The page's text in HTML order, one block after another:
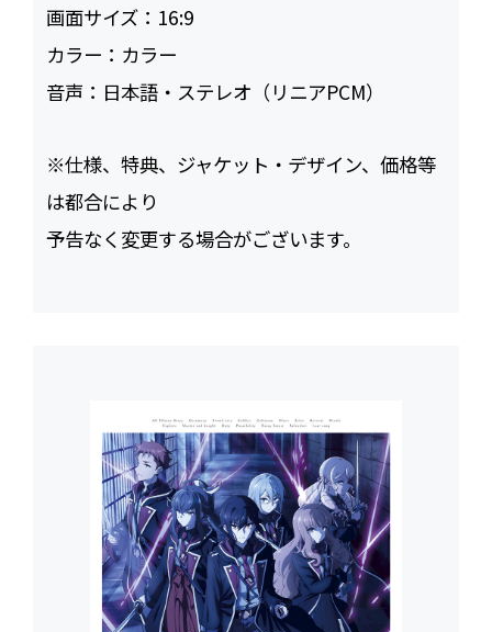
画面サイズ： 16:9
カラー： カラー
音声： 日本語・ステレオ（リニアPCM）
※仕様、特典、ジャケット・デザイン、価格等
は都合により
予告なく変更する場合がございます。